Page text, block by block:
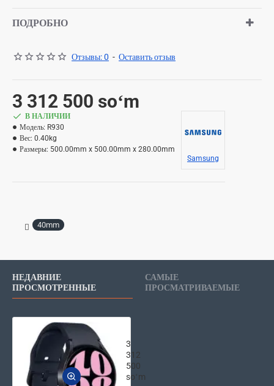
ПОДРОБНО
Отзывы: 0 - Оставить отзыв
3 312 500 soʻm
В НАЛИЧИИ
Модель: R930
Вес: 0.40kg
Размеры: 500.00mm x 500.00mm x 280.00mm
Samsung
40mm
НЕДАВНИЕ
ПРОСМОТРЕННЫЕ
САМЫЕ
ПРОСМАТРИВАЕМЫЕ
3
312
500
soʻm